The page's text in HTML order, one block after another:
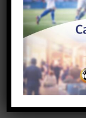
NOTICIAS
Cultura